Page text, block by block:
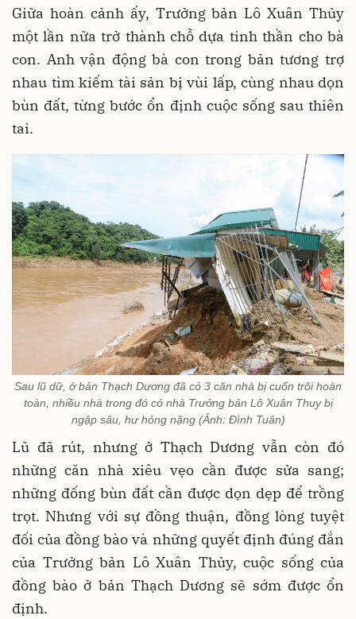
Giữa hoàn cảnh ấy, Trưởng bản Lô Xuân Thủy
một lần nữa trở thành chỗ dựa tinh thần cho bà
con. Anh vận động bà con trong bản tương trợ
nhau tìm kiếm tài sản bị vùi lấp, cùng nhau dọn
bùn đất, từng bước ổn định cuộc sống sau thiên
tai.
Sau lũ dữ, ở bản Thạch Dương đã có 3 căn nhà bị cuốn trôi hoàn
toàn, nhiều nhà trong đó có nhà Trưởng bản Lô Xuân Thuy bị
ngập sâu, hư hỏng nặng (Ảnh: Đình Tuân)
Lũ đã rút, nhưng ở Thạch Dương vẫn còn đó
những căn nhà xiêu vẹo cần được sửa sang;
những đống bùn đất cần được dọn dẹp để trồng
trọt. Nhưng với sự đồng thuận, đồng lòng tuyệt
đối của đồng bào và những quyết định đúng đắn
của Trưởng bản Lô Xuân Thủy, cuộc sống của
đồng bào ở bản Thạch Dương sẽ sớm được ổn
định.